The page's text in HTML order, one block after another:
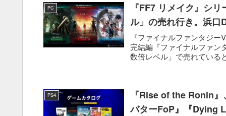
PC
『FF7 リメイク』シ
ル」の売れ行き。浜口
『ファイナルファンタジ
完結編『ファイナルファン
数倍レベル」で売れている
PS4
『Rise of the Ronin
バターFoP』『Dying